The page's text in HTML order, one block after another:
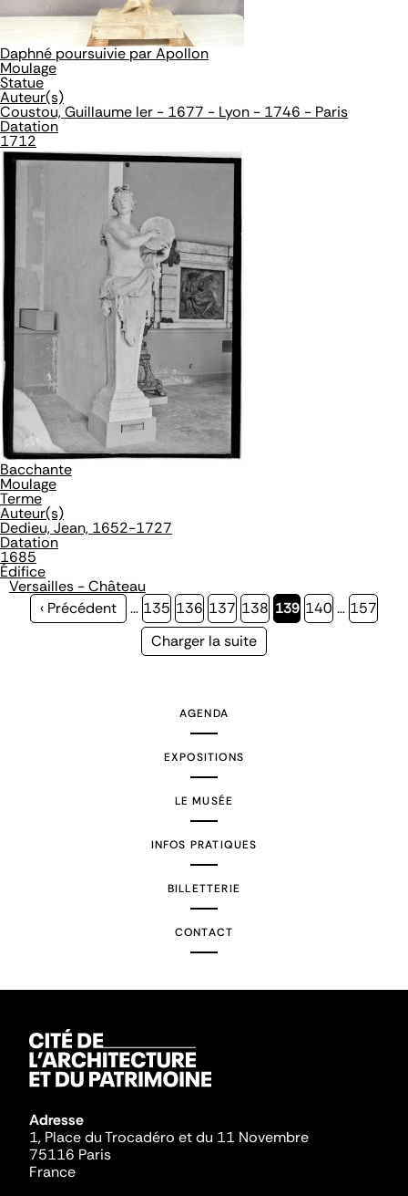
Daphné poursuivie par Apollon
Moulage
Statue
Auteur(s)
Coustou, Guillaume Ier - 1677 - Lyon - 1746 - Paris
Datation
1712
Bacchante
Moulage
Terme
Auteur(s)
Dedieu, Jean, 1652-1727
Datation
1685
Édifice
Versailles - Château
Page
‹ Précédent … Page
135 Page
136 Page
137 Page
138 Page
139 Page
140 … Page
157
Page
Charger la suite
AGENDA
EXPOSITIONS
LE MUSÉE
INFOS PRATIQUES
BILLETTERIE
CONTACT
Adresse
1, Place du Trocadéro et du 11 Novembre
75116 Paris
France